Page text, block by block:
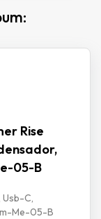
Rise
05-B
C,
Me-05-B